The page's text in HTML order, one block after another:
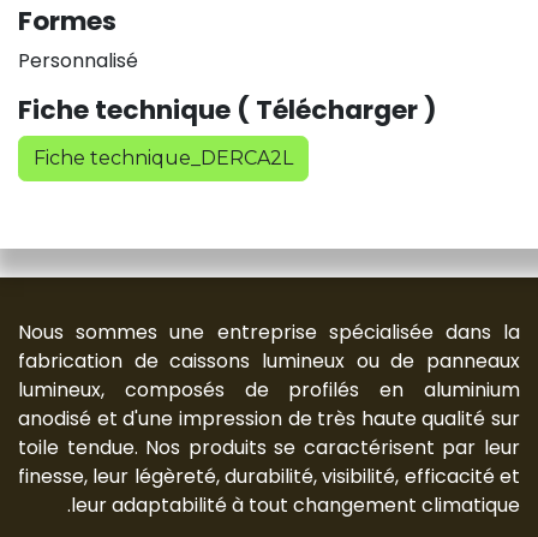
Formes
Personnalisé
Fiche technique ( Télécharger )
Fiche technique_DERCA2L
Nous sommes une entreprise spécialisée dans la
fabrication de caissons lumineux ou de panneaux
lumineux, composés de profilés en aluminium
anodisé et d'une impression de très haute qualité sur
toile tendue. Nos produits se caractérisent par leur
finesse, leur légèreté, durabilité, visibilité, efficacité et
leur adaptabilité à tout changement climatique.